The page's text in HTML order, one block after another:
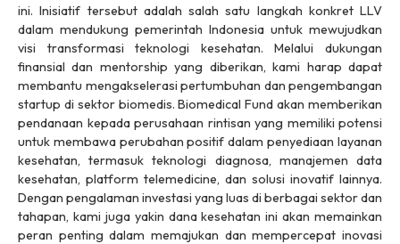
ini. Inisiatif tersebut adalah salah satu langkah konkret LLV
dalam mendukung pemerintah Indonesia untuk mewujudkan
visi transformasi teknologi kesehatan. Melalui dukungan
finansial dan mentorship yang diberikan, kami harap dapat
membantu mengakselerasi pertumbuhan dan pengembangan
startup di sektor biomedis. Biomedical Fund akan memberikan
pendanaan kepada perusahaan rintisan yang memiliki potensi
untuk membawa perubahan positif dalam penyediaan layanan
kesehatan, termasuk teknologi diagnosa, manajemen data
kesehatan, platform telemedicine, dan solusi inovatif lainnya.
Dengan pengalaman investasi yang luas di berbagai sektor dan
tahapan, kami juga yakin dana kesehatan ini akan memainkan
peran penting dalam memajukan dan mempercepat inovasi